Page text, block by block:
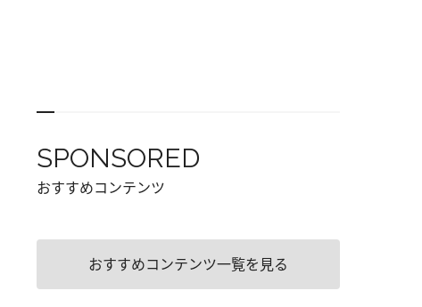
SPONSORED
おすすめコンテンツ
おすすめコンテンツ一覧を見る